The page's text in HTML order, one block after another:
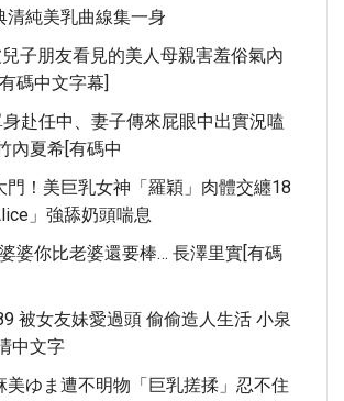
清純美乳曲線集一身
兒子朋友看見的美人母親害羞俗氣內
碼中文字幕]
赴任中、妻子傳來屁眼中出實況嗑
內夏希[有碼中
門！美巨乳女神「羅穎」肉體交纏18
」強舔奶頭喘息
婆你比老婆還要棒… 長澤里實[有碼
被女友妹愛過頭 偷偷造人生活 小泉
中文字
美ゆま遭不明物「巨乳搓揉」忍不住